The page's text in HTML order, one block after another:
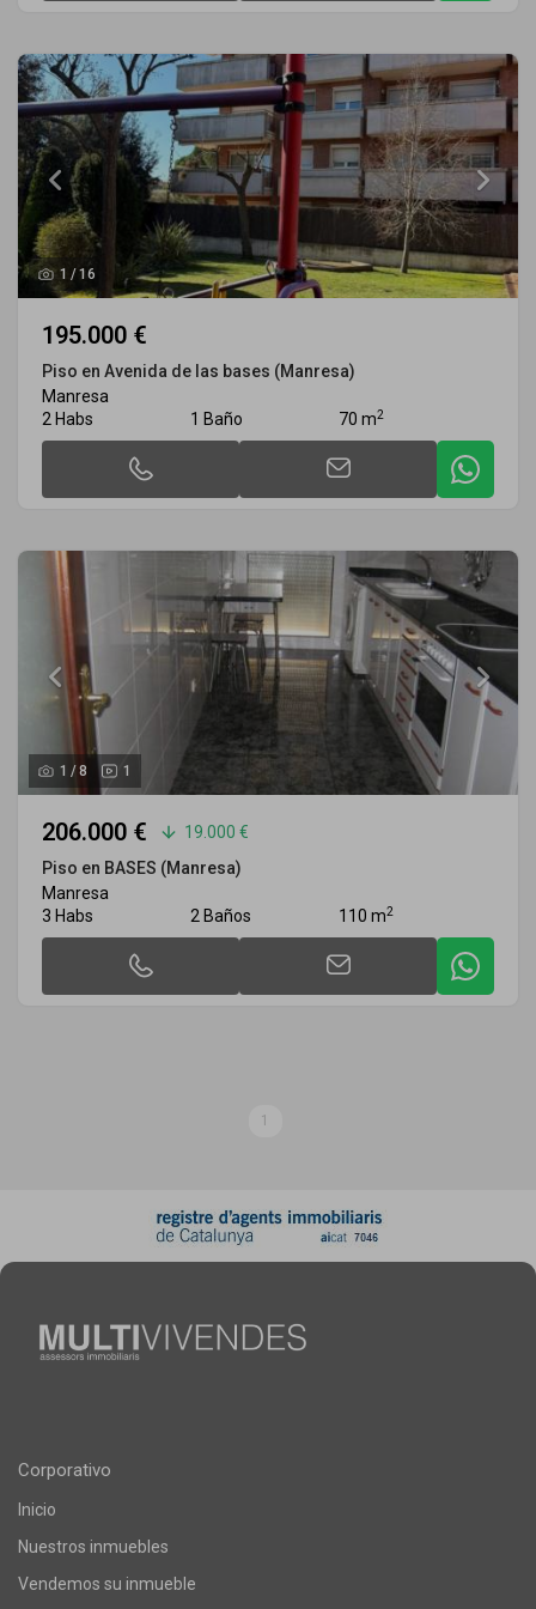
1 /16
195.000 €
Piso en Avenida de las bases (Manresa)
Manresa
2 Habs
1 Baño 70 m2
1 /8 1
206.000 €
19.000 €
Piso en BASES (Manresa)
Manresa
3 Habs
2 Baños 110 m2
1
Corporativo
Inicio
Nuestros inmuebles
Vendemos su inmueble